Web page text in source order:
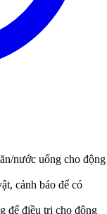
nước uống cho động
cảnh báo để có
để điều trị cho động